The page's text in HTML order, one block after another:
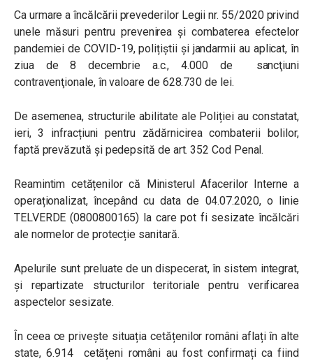
Ca urmare a încălcării prevederilor Legii nr. 55/2020 privind
unele măsuri pentru prevenirea și combaterea efectelor
pandemiei de COVID-19, polițiștii și jandarmii au aplicat, în
ziua de 8 decembrie a.c., 4.000 de sancţiuni
contravenţionale, în valoare de 628.730 de lei.
De asemenea, structurile abilitate ale Poliției au constatat,
ieri, 3 infracțiuni pentru zădărnicirea combaterii bolilor,
faptă prevăzută și pedepsită de art. 352 Cod Penal.
Reamintim cetățenilor că Ministerul Afacerilor Interne a
operaționalizat, începând cu data de 04.07.2020, o linie
TELVERDE (0800800165) la care pot fi sesizate încălcări
ale normelor de protecție sanitară.
Apelurile sunt preluate de un dispecerat, în sistem integrat,
și repartizate structurilor teritoriale pentru verificarea
aspectelor sesizate.
În ceea ce privește situația cetățenilor români aflați în alte
state, 6.914 cetățeni români au fost confirmați ca fiind